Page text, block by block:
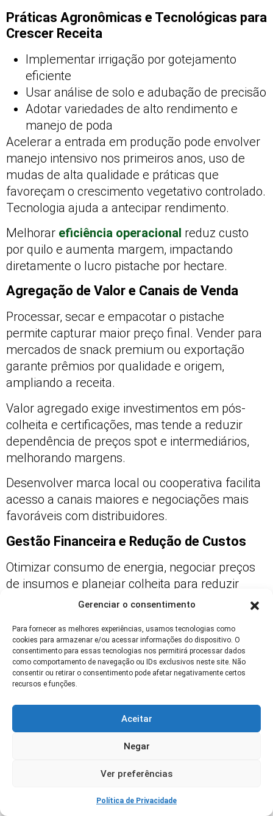
Gerenciar o consentimento
Para fornecer as melhores experiências, usamos tecnologias como
cookies para armazenar e/ou acessar informações do dispositivo. O
consentimento para essas tecnologias nos permitirá processar dados
como comportamento de navegação ou IDs exclusivos neste site. Não
consentir ou retirar o consentimento pode afetar negativamente certos
recursos e funções.
Aceitar
Negar
Ver preferências
Política de Privacidade
Práticas Agronômicas e Tecnológicas para
Crescer Receita
Implementar irrigação por gotejamento
eficiente
Usar análise de solo e adubação de precisão
Adotar variedades de alto rendimento e
manejo de poda
Acelerar a entrada em produção pode envolver
manejo intensivo nos primeiros anos, uso de
mudas de alta qualidade e práticas que
favoreçam o crescimento vegetativo controlado.
Tecnologia ajuda a antecipar rendimento.
Melhorar eficiência operacional reduz custo
por quilo e aumenta margem, impactando
diretamente o lucro pistache por hectare.
Agregação de Valor e Canais de Venda
Processar, secar e empacotar o pistache
permite capturar maior preço final. Vender para
mercados de snack premium ou exportação
garante prêmios por qualidade e origem,
ampliando a receita.
Valor agregado exige investimentos em pós-
colheita e certificações, mas tende a reduzir
dependência de preços spot e intermediários,
melhorando margens.
Desenvolver marca local ou cooperativa facilita
acesso a canais maiores e negociações mais
favoráveis com distribuidores.
Gestão Financeira e Redução de Custos
Otimizar consumo de energia, negociar preços
de insumos e planejar colheita para reduzir
perdas são medidas que aumentam o lucro
volume diminui custos unitários.
Fluxo de caixa bem gerido permite aproveitar
janelas de mercado e negociar condições com
fornecedores. Monitoramento de indicadores
financeiros garante tomada de decisões mais
A integração com assistência técnica e
e custos com tentativas e retrabalhos,
acelerando a geração de lucro.